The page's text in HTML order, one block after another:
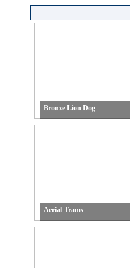
Bronze Lion Dog
Aerial Trams